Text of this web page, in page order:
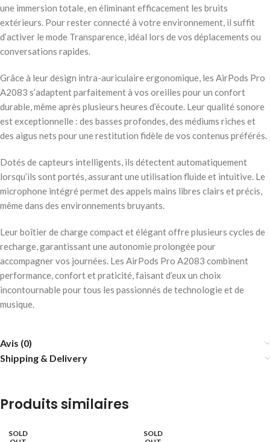
une immersion totale, en éliminant efficacement les bruits
extérieurs. Pour rester connecté à votre environnement, il suffit
d’activer le mode Transparence, idéal lors de vos déplacements ou
conversations rapides.
Grâce à leur design intra-auriculaire ergonomique, les AirPods Pro
A2083 s’adaptent parfaitement à vos oreilles pour un confort
durable, même après plusieurs heures d’écoute. Leur qualité sonore
est exceptionnelle : des basses profondes, des médiums riches et
des aigus nets pour une restitution fidèle de vos contenus préférés.
Dotés de capteurs intelligents, ils détectent automatiquement
lorsqu’ils sont portés, assurant une utilisation fluide et intuitive. Le
microphone intégré permet des appels mains libres clairs et précis,
même dans des environnements bruyants.
Leur boîtier de charge compact et élégant offre plusieurs cycles de
recharge, garantissant une autonomie prolongée pour
accompagner vos journées. Les AirPods Pro A2083 combinent
performance, confort et praticité, faisant d’eux un choix
incontournable pour tous les passionnés de technologie et de
musique.
Avis (0)
Shipping & Delivery
Produits similaires
SOLD
SOLD